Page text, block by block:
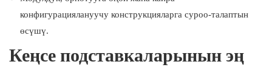
конфигурациялануучу конструкцияларга суроо-талаптын
өсүшү.
Кеңсе подставкаларынын эң